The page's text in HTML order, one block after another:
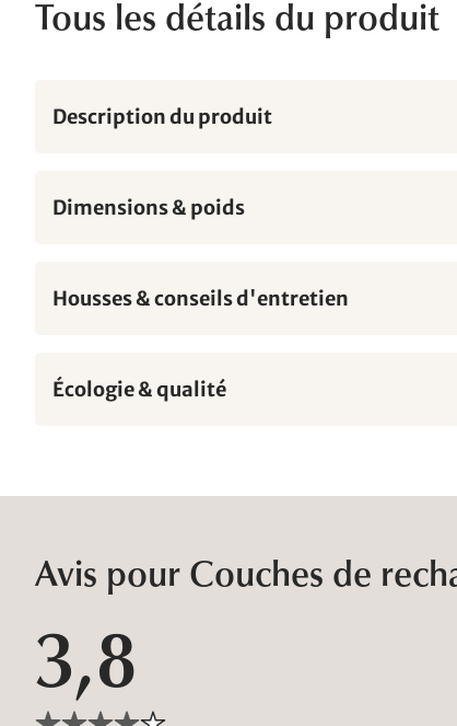
Tous les détails du produit
Description du produit
Dimensions & poids
Housses & conseils d'entretien
Écologie & qualité
Avis pour Couches de
3,8